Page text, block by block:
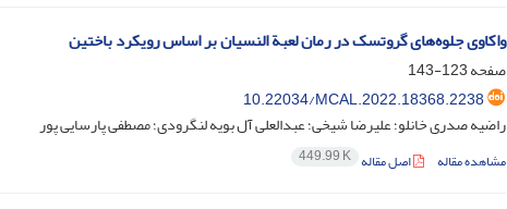
واکاوی جلوه‌های گروتسک در رمان لعبة النسیان بر اساس رویکرد باختین
صفحه123-143
10.22034/MCAL.2022.18368.2238
راضیه صدری خانلو؛ علیرضا شیخی؛ عبدالعلی آل بویه لنگرودی؛ مصطفی پارسایی پور
مشاهده مقاله اصل مقاله 449.99 K